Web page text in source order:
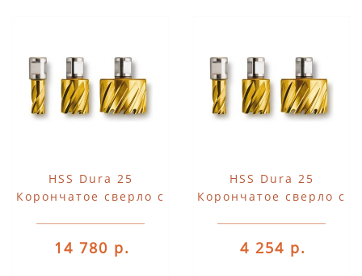
HSS Dura 25
Корончатое сверло с
14 780 р.
HSS Dura 25
Корончатое сверло с
4 254 р.